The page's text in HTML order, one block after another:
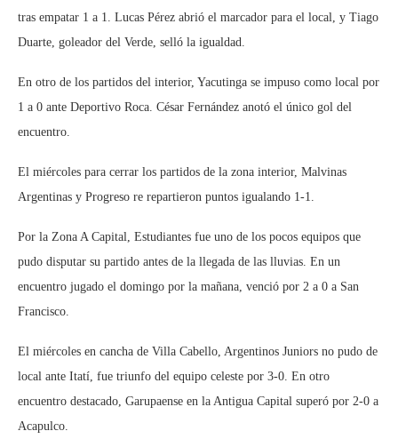
tras empatar 1 a 1. Lucas Pérez abrió el marcador para el local, y Tiago
Duarte, goleador del Verde, selló la igualdad.
En otro de los partidos del interior, Yacutinga se impuso como local por
1 a 0 ante Deportivo Roca. César Fernández anotó el único gol del
encuentro.
El miércoles para cerrar los partidos de la zona interior, Malvinas
Argentinas y Progreso re repartieron puntos igualando 1-1.
Por la Zona A Capital, Estudiantes fue uno de los pocos equipos que
pudo disputar su partido antes de la llegada de las lluvias. En un
encuentro jugado el domingo por la mañana, venció por 2 a 0 a San
Francisco.
El miércoles en cancha de Villa Cabello, Argentinos Juniors no pudo de
local ante Itatí, fue triunfo del equipo celeste por 3-0. En otro
encuentro destacado, Garupaense en la Antigua Capital superó por 2-0 a
Acapulco.